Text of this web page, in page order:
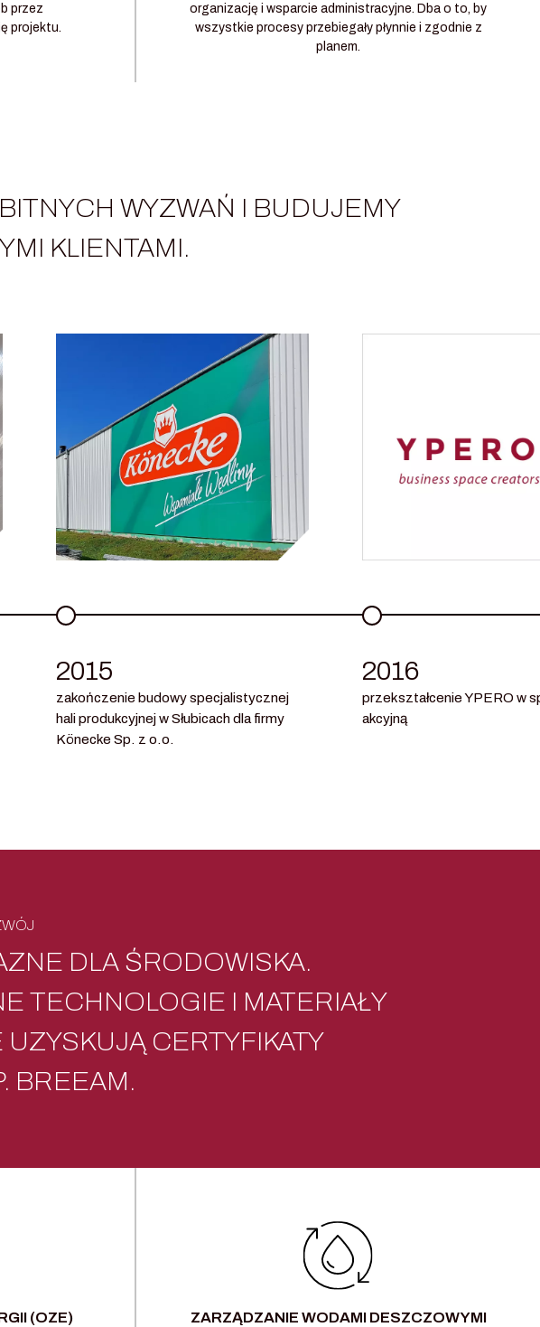
przez
projektu.
organizację i wsparcie administracyjne. Dba o to, by
wszystkie procesy przebiegały płynnie i zgodnie z
planem.
WYZWAŃ I BUDUJEMY
KLIENTAMI.
2015
zakończenie budowy specjalistycznej
hali produkcyjnej w Słubicach dla firmy
Könecke Sp. z o.o.
2016
przekształcenie YPERO w
akcyjną
DLA ŚRODOWISKA.
TECHNOLOGIE I MATERIAŁY
CERTYFIKATY
BREEAM.
(OZE) ZARZĄDZANIE WODAMI DESZCZOWYMI